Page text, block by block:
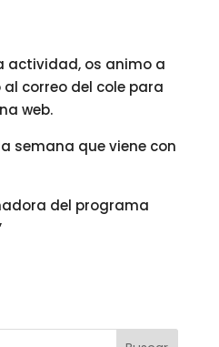
actividad, os animo a
correo del cole para
web.
semana que viene con
del programa